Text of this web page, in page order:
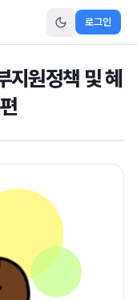
로그인
원정책 및 혜